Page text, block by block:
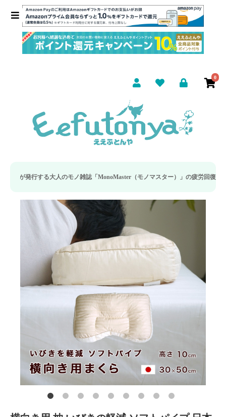
0
モノ雑誌「MonoMaster（モノマスター）」の疲労回復・睡眠の向上特集に当